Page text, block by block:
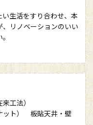
生活をすり合わせ、本
リノベーションのいい
工法）
ット） 板貼天井・壁